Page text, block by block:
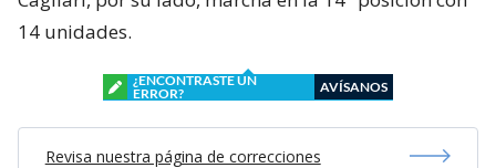
14 unidades.
¿ENCONTRASTE UN
ERROR?
AVÍSANOS
Revisa nuestra página de correcciones